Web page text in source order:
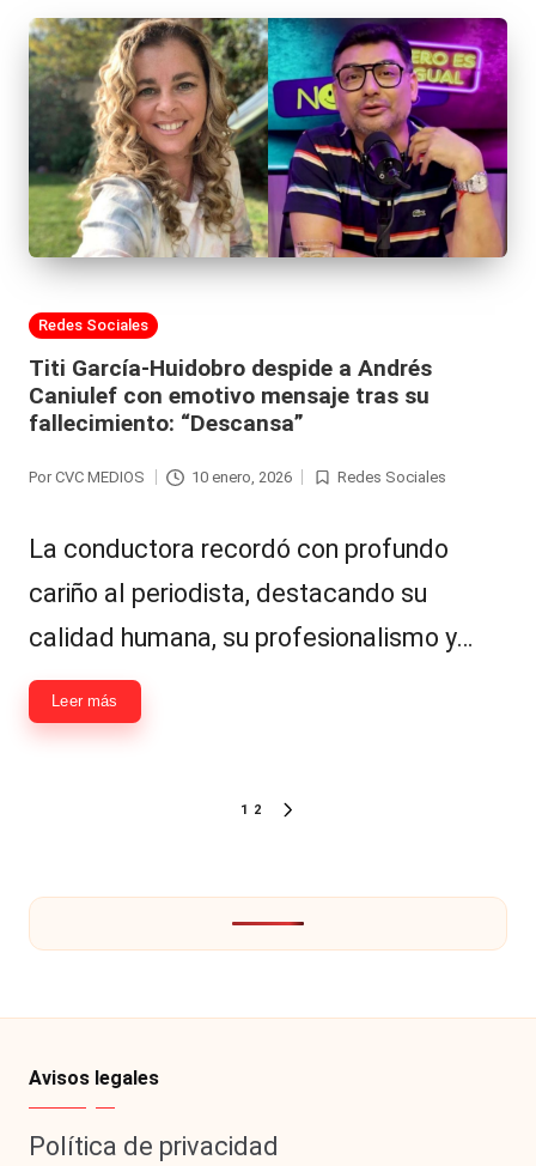
Publicada
Redes Sociales
Titi García-Huidobro despide a Andrés
Caniulef con emotivo mensaje tras su
fallecimiento: “Descansa”
Por CVC MEDIOS 10 enero, 2026
Publicada
Redes Sociales
La conductora recordó con profundo
cariño al periodista, destacando su
calidad humana, su profesionalismo y…
Leer más
1 2
Avisos legales
Política de privacidad